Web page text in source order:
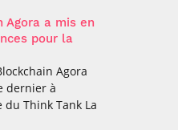
Agora a mis en
pour la
Agora
dernier à
du Think Tank La